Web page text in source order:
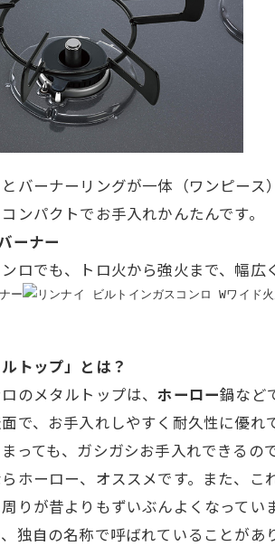
バーナーリングが一体（ワンピー
ンパクトでお手入れかんたんです。
ーナー
ロでも、トロ火から強火まで、幅広
トップ」とは？
のメタルトップは、ホーロー鍋など
で、お手入れしやすく耐久性に優れ
っても、ガシガシお手入れできるの
ホーロー、オススメです。また、こ
りが昔よりもずいぶんよくなっていま
独自の名称で呼ばれていることがあ